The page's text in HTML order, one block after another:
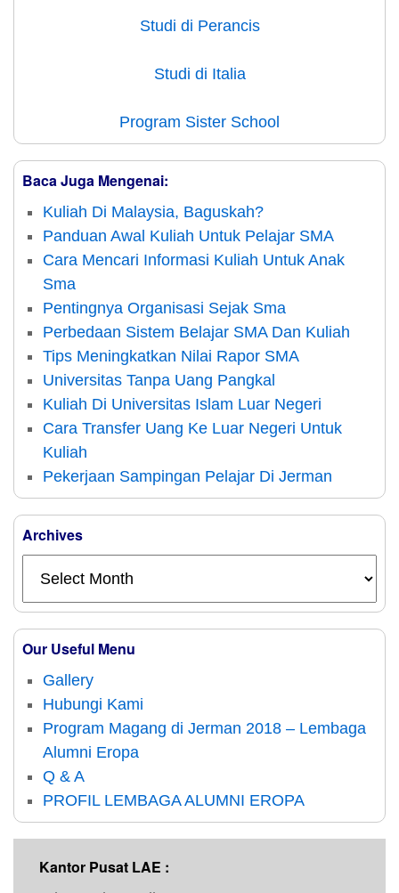
Studi di Perancis
Studi di Italia
Program Sister School
Baca Juga Mengenai:
Kuliah Di Malaysia, Baguskah?
Panduan Awal Kuliah Untuk Pelajar SMA
Cara Mencari Informasi Kuliah Untuk Anak
Sma
Pentingnya Organisasi Sejak Sma
Perbedaan Sistem Belajar SMA Dan Kuliah
Tips Meningkatkan Nilai Rapor SMA
Universitas Tanpa Uang Pangkal
Kuliah Di Universitas Islam Luar Negeri
Cara Transfer Uang Ke Luar Negeri Untuk
Kuliah
Pekerjaan Sampingan Pelajar Di Jerman
Archives
Our Useful Menu
Gallery
Hubungi Kami
Program Magang di Jerman 2018 – Lembaga
Alumni Eropa
Q & A
PROFIL LEMBAGA ALUMNI EROPA
Kantor Pusat LAE :